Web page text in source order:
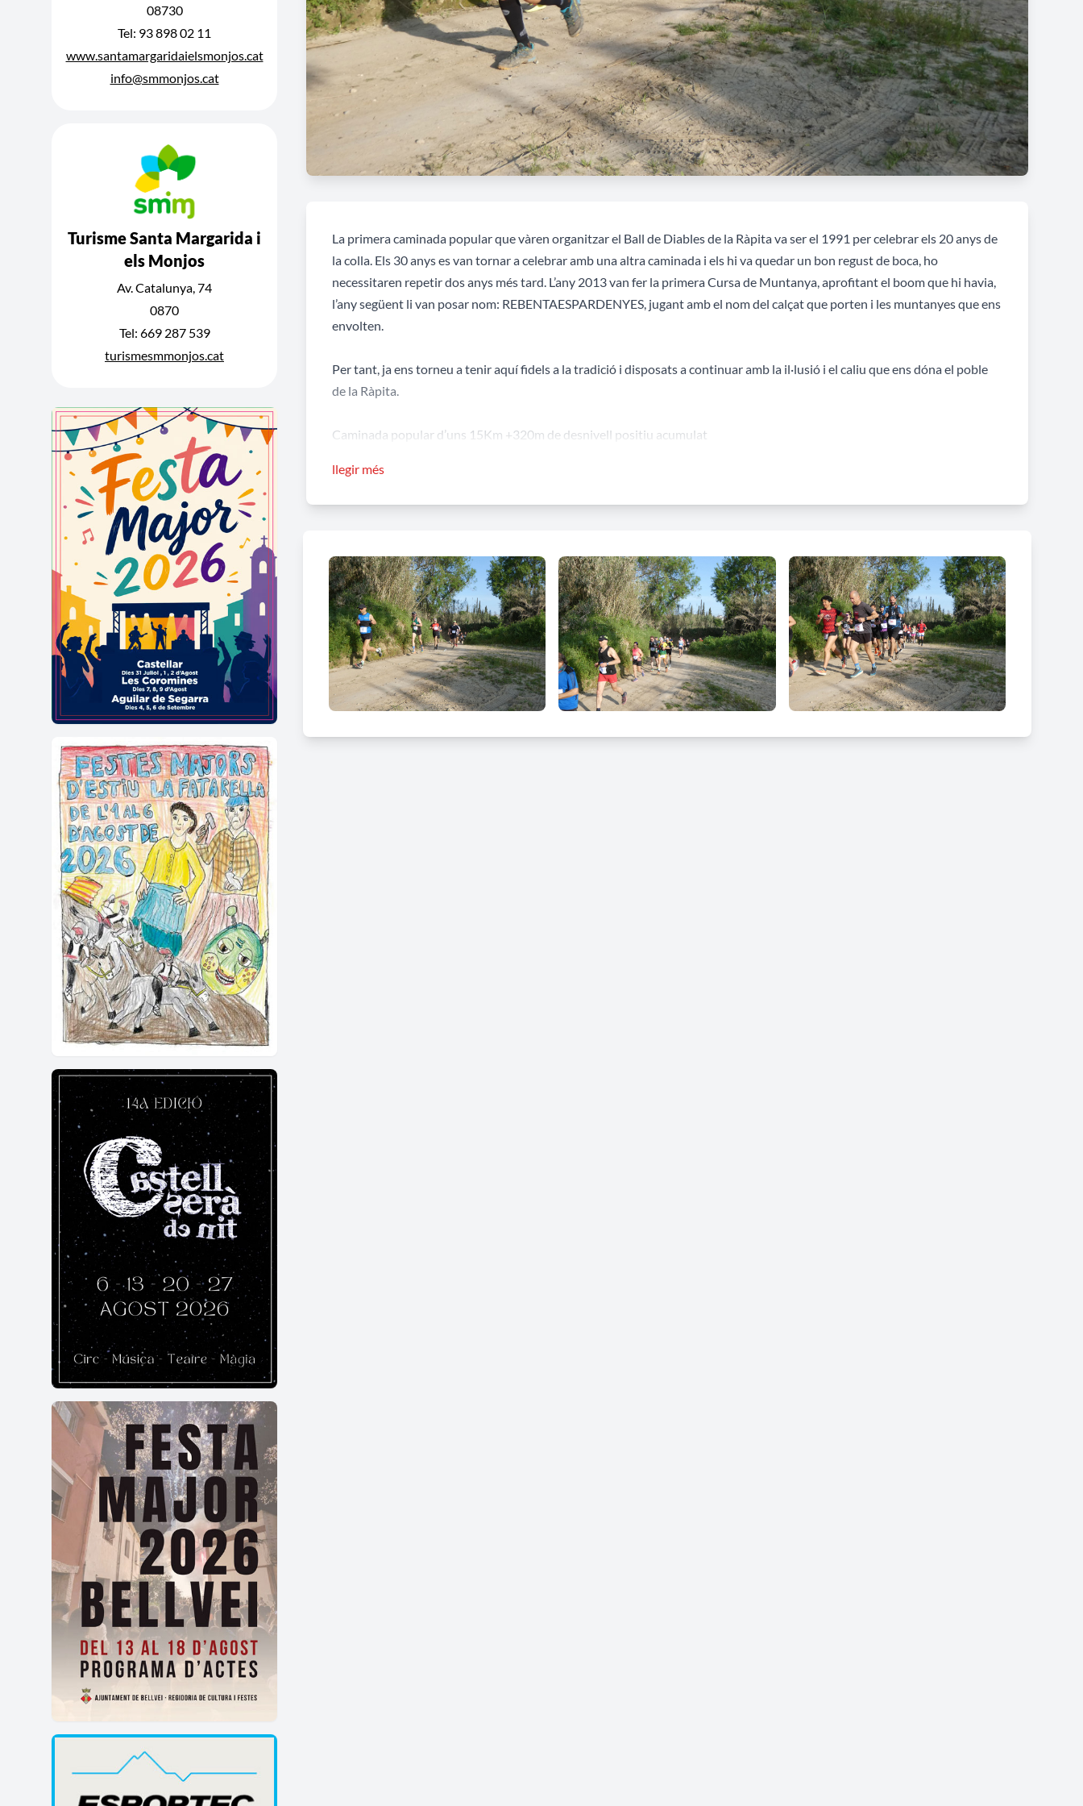
08730
Tel: 93 898 02 11
www.santamargaridaielsmonjos.cat
info@smmonjos.cat
Turisme Santa Margarida i
els Monjos
Av. Catalunya, 74
0870
Tel: 669 287 539
turismesmmonjos.cat
La primera caminada popular que vàren organitzar el Ball de Diables de la Ràpita va ser el 1991 per celebrar els 20 anys de
la colla. Els 30 anys es van tornar a celebrar amb una altra caminada i els hi va quedar un bon regust de boca, ho
necessitaren repetir dos anys més tard. L’any 2013 van fer la primera Cursa de Muntanya, aprofitant el boom que hi havia,
l’any següent li van posar nom: REBENTAESPARDENYES, jugant amb el nom del calçat que porten i les muntanyes que ens
envolten.
Per tant, ja ens torneu a tenir aquí fidels a la tradició i disposats a continuar amb la il·lusió i el caliu que ens dóna el poble
de la Ràpita.
Caminada popular d’uns 15Km +320m de desnivell positiu acumulat
Cursa curta de 11,7 km
llegir més